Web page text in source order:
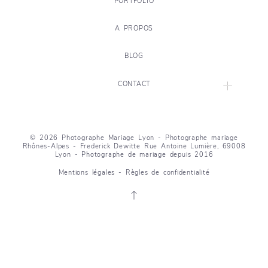
A PROPOS
BLOG
CONTACT
© 2026 Photographe Mariage Lyon - Photographe mariage
Rhônes-Alpes - Frederick Dewitte Rue Antoine Lumière, 69008
Lyon - Photographe de mariage depuis 2016
Mentions légales - Règles de confidentialité